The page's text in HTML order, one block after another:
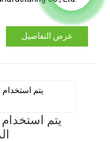
عرض التفاصيل
يتم استخدام